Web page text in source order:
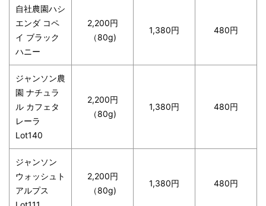
自社農園ハシ
エンダ コペ
イ ブラック
ハニー
2,200円
（80g)
1,380円 480円
ジャンソン農
園 ナチュラ
ル カフェタ
レーラ
Lot140
2,200円
（80g)
1,380円 480円
ジャンソン
ウォッシュト
アルプス
2,200円
（80g)
1,380円 480円